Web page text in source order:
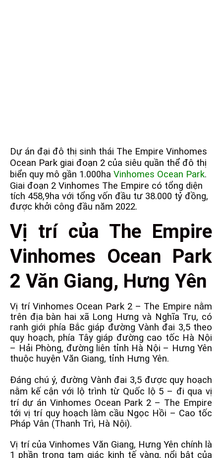
Dự án đại đô thị sinh thái The Empire Vinhomes
Ocean Park giai đoạn 2 của siêu quần thể đô thị
biển quy mô gần 1.000ha Vinhomes Ocean Park.
Giai đoạn 2 Vinhomes The Empire có tổng diện
tích 458,9ha với tổng vốn đầu tư 38.000 tỷ đồng,
được khởi công đầu năm 2022.
Vị trí của The Empire
Vinhomes Ocean Park
2 Văn Giang, Hưng Yên
Vị trí Vinhomes Ocean Park 2 – The Empire nằm
trên địa bàn hai xã Long Hưng và Nghĩa Trụ, có
ranh giới phía Bắc giáp đường Vành đai 3,5 theo
quy hoạch, phía Tây giáp đường cao tốc Hà Nội
– Hải Phòng, đường liên tỉnh Hà Nội – Hưng Yên
thuộc huyện Văn Giang, tỉnh Hưng Yên.
Đáng chú ý, đường Vành đai 3,5 được quy hoạch
nằm kế cận với lộ trình từ Quốc lộ 5 – đi qua vị
trí dự án Vinhomes Ocean Park 2 – The Empire
tới vị trí quy hoạch làm cầu Ngọc Hồi – Cao tốc
Pháp Vân (Thanh Trì, Hà Nội).
Vị trí của Vinhomes Văn Giang, Hưng Yên chính là
1 phần trong tam giác kinh tế vàng, nổi bật của